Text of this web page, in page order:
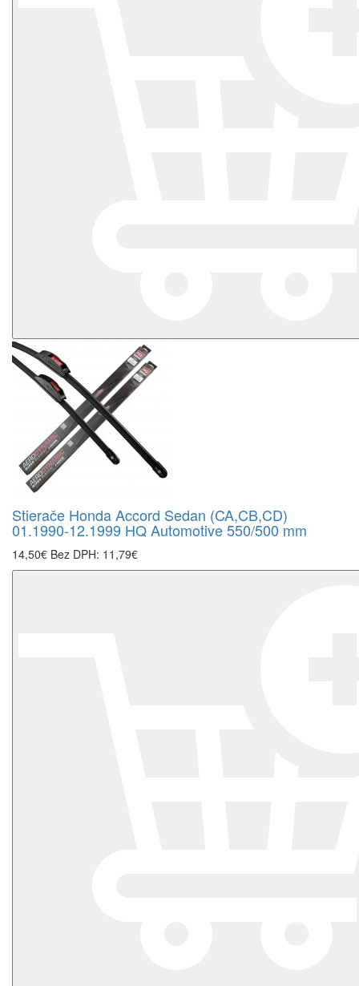
Stierače Honda Accord Sedan (CA,CB,CD)
01.1990-12.1999 HQ Automotive 550/500 mm
14,50€ Bez DPH: 11,79€